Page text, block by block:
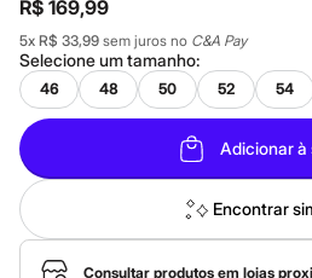
Em alta
Inverno
Alfaiataria
Novidades
Roupas
Blusas e Camisetas
Básicos
Calças
Casacos e Jaquetas
Jeans
Macacões
Saias
R$ 169,99
5x R$ 33,99 sem juros no C&A Pay
Selecione umtamanho:
46 48 50 52 54
Adicionar à
Encontrar
Consultar produtos em lojas